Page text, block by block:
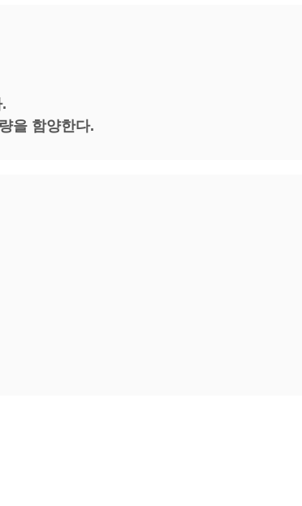
을 함양한다.